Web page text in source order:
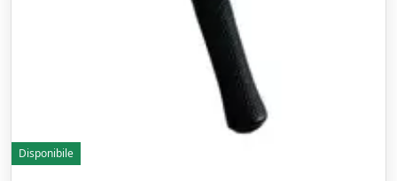
Disponibile